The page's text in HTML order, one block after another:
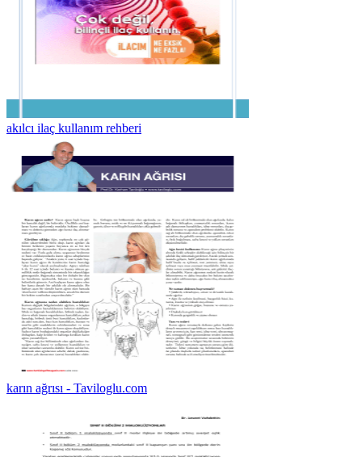
akılcı ilaç kullanım rehberi
karın ağrısı - Taviloglu.com